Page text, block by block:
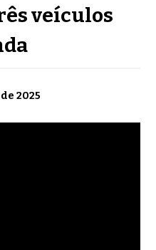
veículos
2025